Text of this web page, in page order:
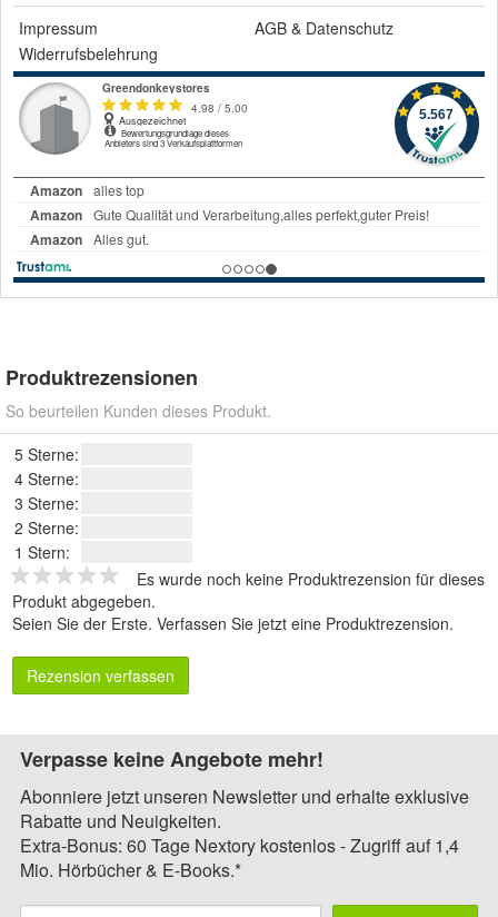
Impressum
AGB & Datenschutz
Widerrufsbelehrung
Produktrezensionen
So beurteilen Kunden dieses Produkt.
5 Sterne:
4 Sterne:
3 Sterne:
2 Sterne:
1 Stern:
Es wurde noch keine Produktrezension für dieses
Produkt abgegeben.
Seien Sie der Erste. Verfassen Sie jetzt eine Produktrezension.
Rezension verfassen
Verpasse keine Angebote mehr!
Abonniere jetzt unseren Newsletter und erhalte exklusive
Rabatte und Neuigkeiten.
Extra-Bonus: 60 Tage Nextory kostenlos - Zugriff auf 1,4
Mio. Hörbücher & E-Books.*